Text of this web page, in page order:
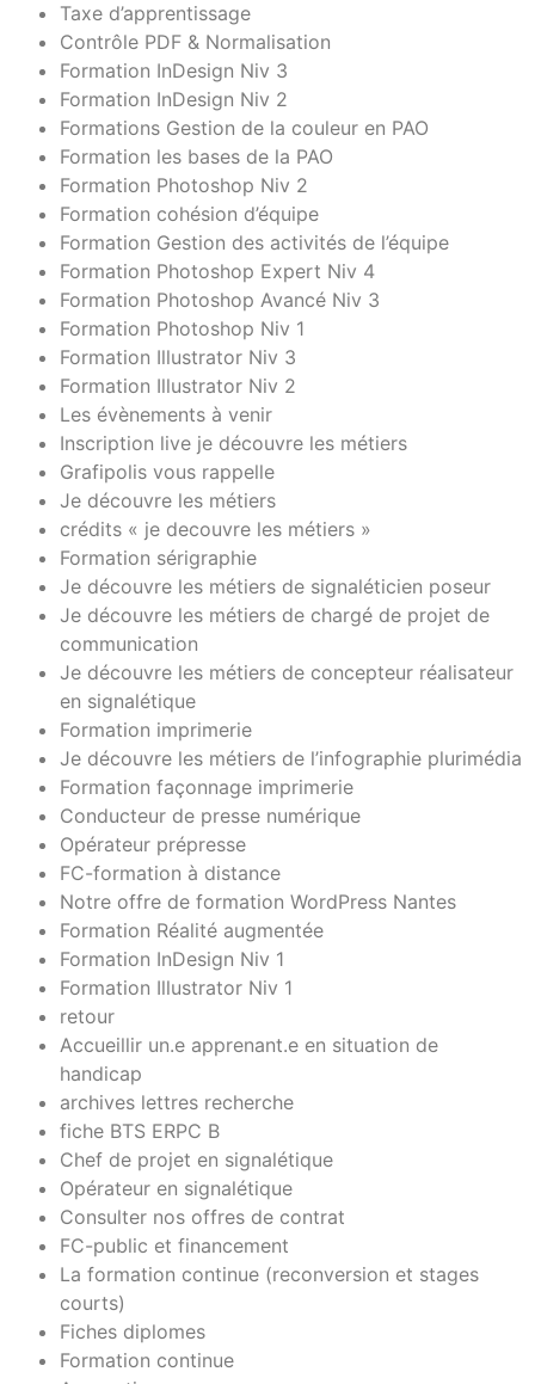
Taxe d’apprentissage
Contrôle PDF & Normalisation
Formation InDesign Niv 3
Formation InDesign Niv 2
Formations Gestion de la couleur en PAO
Formation les bases de la PAO
Formation Photoshop Niv 2
Formation cohésion d’équipe
Formation Gestion des activités de l’équipe
Formation Photoshop Expert Niv 4
Formation Photoshop Avancé Niv 3
Formation Photoshop Niv 1
Formation Illustrator Niv 3
Formation Illustrator Niv 2
Les évènements à venir
Inscription live je découvre les métiers
Grafipolis vous rappelle
Je découvre les métiers
crédits « je decouvre les métiers »
Formation sérigraphie
Je découvre les métiers de signaléticien poseur
Je découvre les métiers de chargé de projet de
communication
Je découvre les métiers de concepteur réalisateur
en signalétique
Formation imprimerie
Je découvre les métiers de l’infographie plurimédia
Formation façonnage imprimerie
Conducteur de presse numérique
Opérateur prépresse
FC-formation à distance
Notre offre de formation WordPress Nantes
Formation Réalité augmentée
Formation InDesign Niv 1
Formation Illustrator Niv 1
retour
Accueillir un.e apprenant.e en situation de
handicap
archives lettres recherche
fiche BTS ERPC B
Chef de projet en signalétique
Opérateur en signalétique
Consulter nos offres de contrat
FC-public et financement
La formation continue (reconversion et stages
courts)
Fiches diplomes
Formation continue